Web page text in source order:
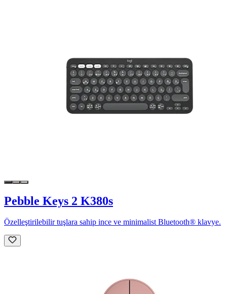
Pebble Keys 2 K380s
Özelleştirilebilir tuşlara sahip ince ve minimalist Bluetooth® klavye.